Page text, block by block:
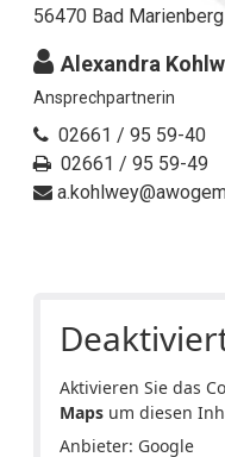
56470 Bad Marienberg
Alexandra
⁣Ansprechpartnerin
02661 / 95 59-40
02661 / 95 59-49
Aktivieren Sie das
Mapsum diesen
Anbieter: Google